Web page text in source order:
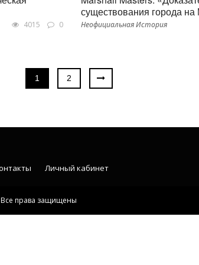
4015 0
существования города
Неофициальная История
1 2
Все права защищены
Личный кабинет